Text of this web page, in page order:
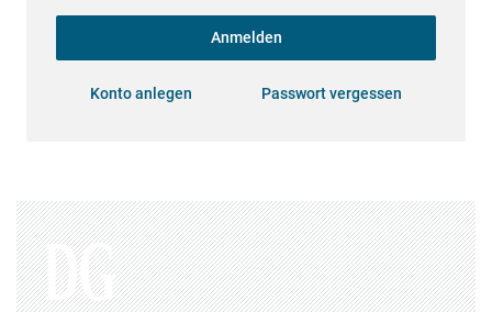
Anmelden
Konto anlegen Passwort vergessen